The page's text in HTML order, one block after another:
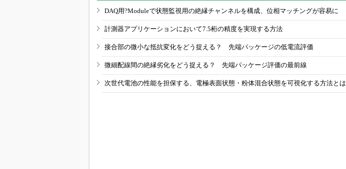
DAQ用?Moduleで状態監視用の絶縁チャンネルを構成、位相マッチングが容易に
計測器アプリケーションにおいて7.5桁の精度を実現する方法
接合部の微小な抵抗変化をどう捉える？ 先端パッケージの低電流評価
微細配線間の絶縁劣化をどう捉える？ 先端パッケージ評価の最前線
次世代電池の性能を担保する、電極表面状態・粉体混合状態を可視化する方法とは